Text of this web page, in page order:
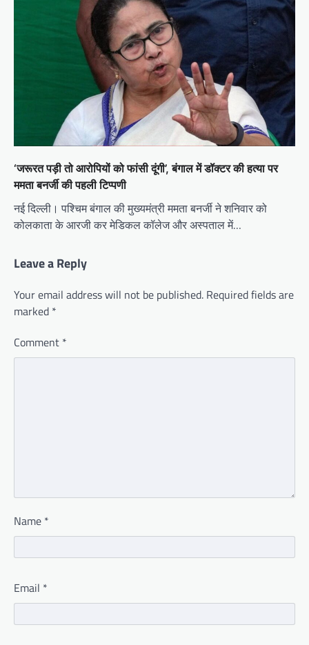
‘जरूरत पड़ी तो आरोपियों को फांसी दूंगी’, बंगाल में डॉक्टर की हत्या पर
ममता बनर्जी की पहली टिप्पणी
नई दिल्ली। पश्चिम बंगाल की मुख्यमंत्री ममता बनर्जी ने शनिवार को
कोलकाता के आरजी कर मेडिकल कॉलेज और अस्पताल में…
Leave a Reply
Your email address will not be published. Required fields are
marked *
Comment *
Name *
Email *